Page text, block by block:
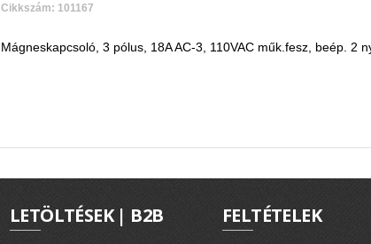
Cikkszám: 101167
Mágneskapcsoló, 3 pólus, 18A AC-3, 110VAC műk.fesz, beép. 2
LETÖLTÉSEK | B2B FELTÉTELEK